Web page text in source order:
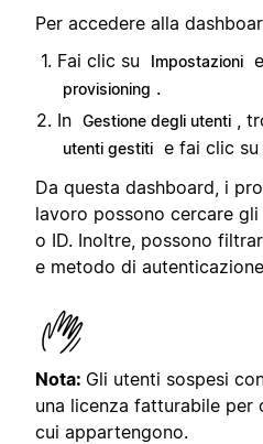
Per accedere alla
Fai clic su
Impostazioni
provisioning .
In Gestione degli utenti ,
utenti gestiti e fai clic su
Da questa dashboard, i
lavoro possono cercare
o ID. Inoltre, possono
e metodo di
Nota: Gli utenti sospesi
una licenza fatturabile per
cui appartengono.